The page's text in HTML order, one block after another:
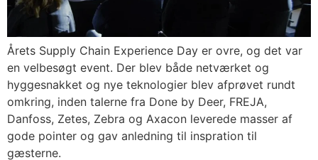
Årets Supply Chain Experience Day er ovre, og det var
en velbesøgt event. Der blev både netværket og
hyggesnakket og nye teknologier blev afprøvet rundt
omkring, inden talerne fra Done by Deer, FREJA,
Danfoss, Zetes, Zebra og Axacon leverede masser af
gode pointer og gav anledning til inspration til
gæsterne.